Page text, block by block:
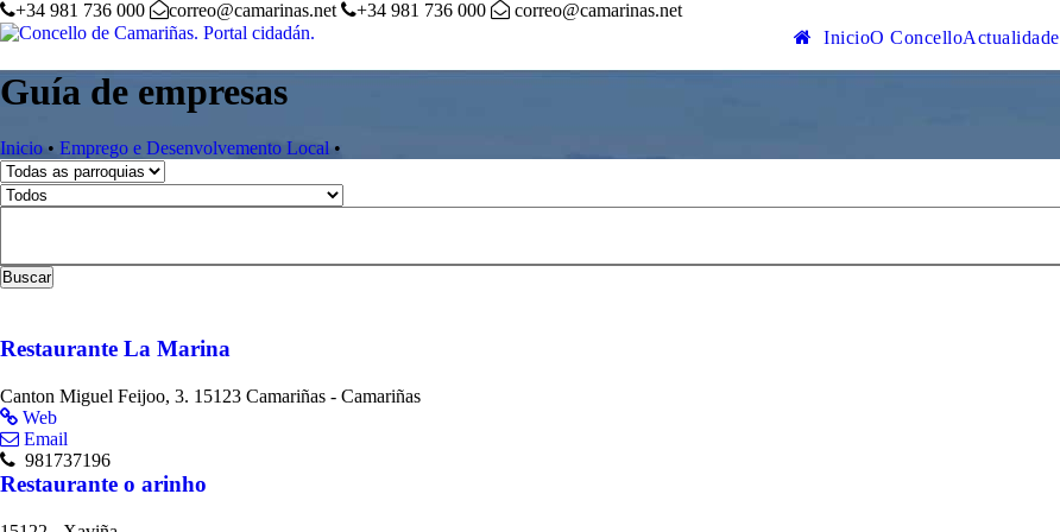
+34 981 736 000 correo@camarinas.net +34 981 736 000
correo@camarinas.net
InicioO ConcelloActualidade
Guía de empresas
Inicio • Emprego e Desenvolvemento Local •
Buscar
Restaurante La Marina
Canton Miguel Feijoo, 3. 15123 Camariñas - Camariñas
Web
Email
981737196
Restaurante o arinho